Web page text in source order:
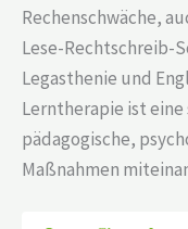
Rechenschwäche,
Lese-Rechtschreib-
Legasthenie und
Lerntherapie ist
pädagogische,
Maßnahmen